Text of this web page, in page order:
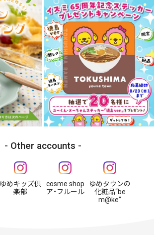
Other accounts
ゆめキッズ倶
楽部
cosme shop
ア・フルール
ゆめタウンの
化粧品“be
m@ke”